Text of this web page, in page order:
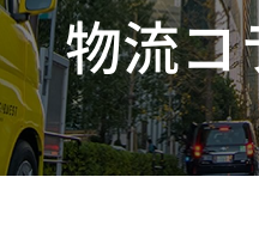
物流コ